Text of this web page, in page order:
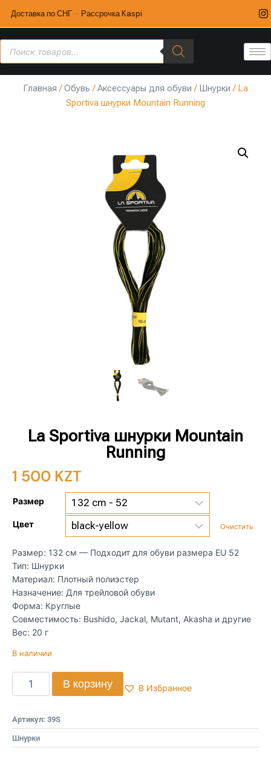
Доставка по СНГ · Рассрочка Kaspi
Главная /Обувь /Аксессуары для обуви / Шнурки / La
Sportiva шнурки Mountain Running
La Sportiva шнурки Mountain
Running
1 500 KZT
Размер
Цвет Очистить
Размер: 132 см — Подходит для обуви размера EU 52
Тип: Шнурки
Материал: Плотный полиэстер
Назначение: Для трейловой обуви
Форма: Круглые
Совместимость: Bushido, Jackal, Mutant, Akasha и другие
Вес: 20 г
В наличии
В корзину В Избранное
Артикул: 39S
Шнурки